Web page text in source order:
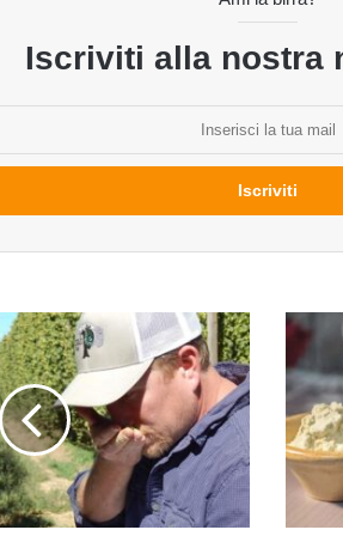
Iscriviti alla nostra
Amiche
sempre:
Saison
e
farinata
di
ceci